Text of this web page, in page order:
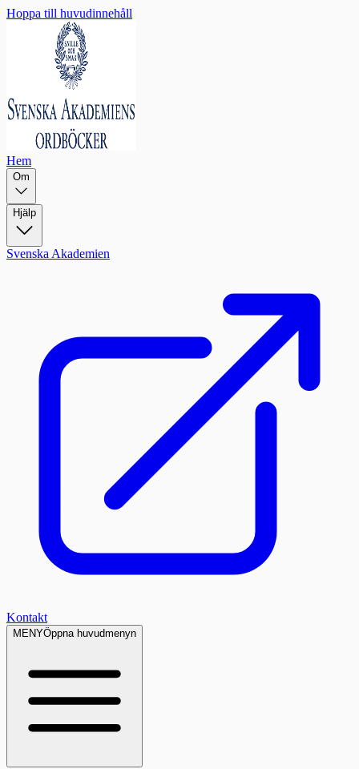
Hoppa till huvudinnehåll
Hem
Om
Hjälp
Svenska Akademien
Kontakt
MENYÖppna huvudmenyn